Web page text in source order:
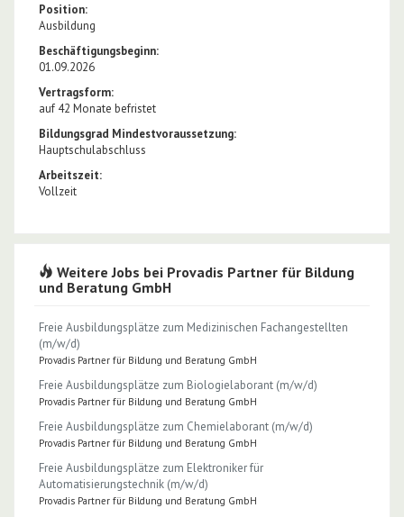
Position:
Ausbildung
Beschäftigungsbeginn:
01.09.2026
Vertragsform:
auf 42 Monate befristet
Bildungsgrad Mindestvoraussetzung:
Hauptschulabschluss
Arbeitszeit:
Vollzeit
Weitere Jobs bei Provadis Partner für Bildung
und Beratung GmbH
Freie Ausbildungsplätze zum Medizinischen Fachangestellten
(m/w/d)
Provadis Partner für Bildung und Beratung GmbH
Freie Ausbildungsplätze zum Biologielaborant (m/w/d)
Provadis Partner für Bildung und Beratung GmbH
Freie Ausbildungsplätze zum Chemielaborant (m/w/d)
Provadis Partner für Bildung und Beratung GmbH
Freie Ausbildungsplätze zum Elektroniker für
Automatisierungstechnik (m/w/d)
Provadis Partner für Bildung und Beratung GmbH